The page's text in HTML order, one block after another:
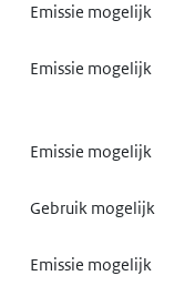
Emissie mogelijk
Emissie mogelijk
Emissie mogelijk
Gebruik mogelijk
Emissie mogelijk